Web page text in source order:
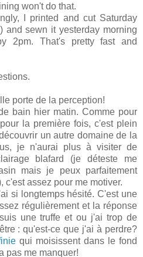
won't do that.
I printed and cut Saturday
and sewn it yesterday morning
2pm. That's pretty fast and
porte de la perception!
bain hier matin. Comme pour
la première fois, c'est plein
un autre domaine de la
je n'aurai plus à visiter de
blafard (je déteste me
mais je peux parfaitement
c'est assez pour me motiver.
si longtemps hésité. C'est une
régulièrement et la réponse
une truffe et ou j'ai trop de
: qu'est-ce que j'ai à perdre?
qui moisissent dans le fond
pas me manquer!